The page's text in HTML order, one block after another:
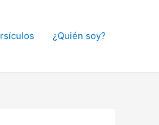
¿Quién soy?